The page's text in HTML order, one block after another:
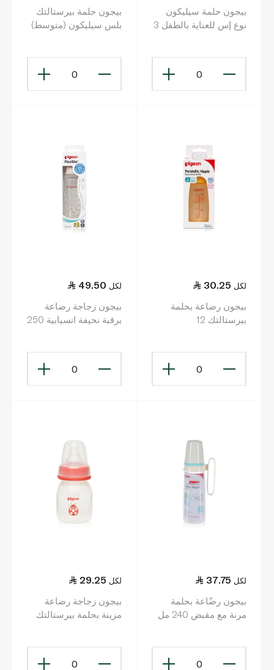
بيجون حلمة سيليكون
نوع إس للعناية بالطفل 3
0
بيجون حلمة بيرستالتك
بلس سيليكون (متوسط)
0
30.25 لكل
بيجون رضاعة بحلمة
بيرستالتك 12
0
49.50 لكل
بيجون زجاجة رضاعة
برقبة نحيفة انسيابية 250
0
37.75 لكل
بيجون رضّاعة بحلمة
مرنة مع مقبض 240 مل
0
29.25 لكل
بيجون زجاجة رضاعة
مزينة بحلمة بيرستالتك
0